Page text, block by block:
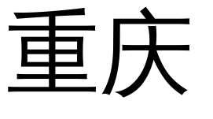
重庆